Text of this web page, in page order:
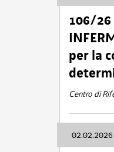
106/26
per la
Centro di
02.02.2026